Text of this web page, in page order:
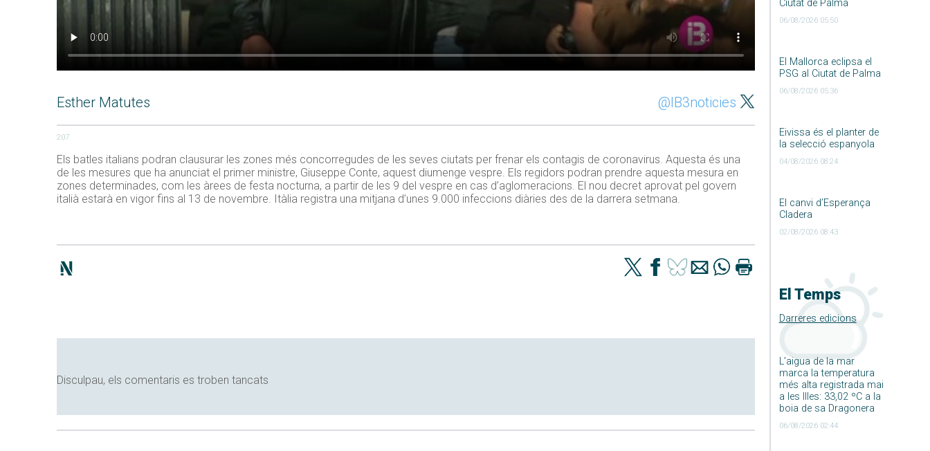
Ciutat de Palma
06/08/2026 05:50
El Mallorca eclipsa el
PSG al Ciutat de Palma
06/08/2026 05:36
Eivissa és el planter de
la selecció espanyola
04/08/2026 08:24
El canvi d’Esperança
Cladera
02/08/2026 08:43
El Temps
Darreres edicions
L’aigua de la mar
marca la temperatura
més alta registrada mai
a les Illes: 33,02 ºC a la
boia de sa Dragonera
06/08/2026 02:44
Esther Matutes @IB3noticies
207
Els batles italians podran clausurar les zones més concorregudes de les seves ciutats per frenar els contagis de coronavirus. Aquesta és una
de les mesures que ha anunciat el primer ministre, Giuseppe Conte, aquest diumenge vespre. Els regidors podran prendre aquesta mesura en
zones determinades, com les àrees de festa nocturna, a partir de les 9 del vespre en cas d’aglomeracions. El nou decret aprovat pel govern
italià estarà en vigor fins al 13 de novembre. Itàlia registra una mitjana d’unes 9.000 infeccions diàries des de la darrera setmana.
Disculpau, els comentaris es troben tancats